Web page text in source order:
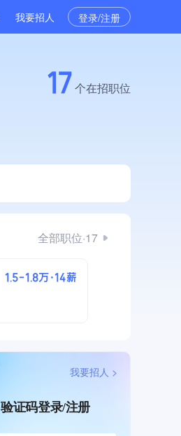
我要招人 登录/注册
17个在招职位
全部职位·17
1.5-1.8万·14薪
验证码登录/注册
我要招人 >